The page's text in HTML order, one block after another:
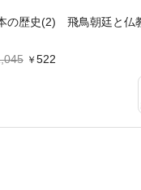
の歴史(2) 飛鳥朝廷と仏
522